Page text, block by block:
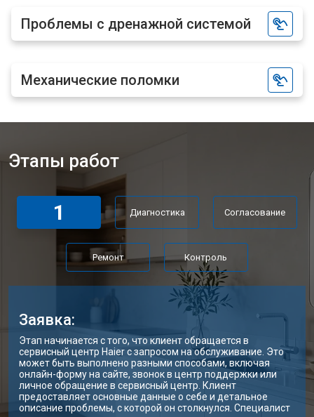
Проблемы с дренажной системой
Механические поломки
Этапы работ
1 Диагностика Согласование
Ремонт Контроль
Заявка:
Этап начинается с того, что клиент обращается в
сервисный центр Haier с запросом на обслуживание. Это
может быть выполнено разными способами, включая
онлайн-форму на сайте, звонок в центр поддержки или
личное обращение в сервисный центр. Клиент
предоставляет основные данные о себе и детальное
описание проблемы, с которой он столкнулся. Специалист